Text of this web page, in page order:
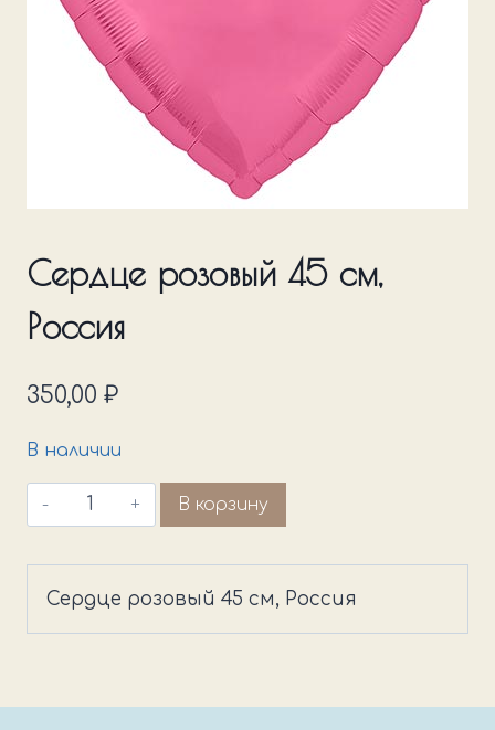
Сердце розовый 45 см,
Россия
350,00 ₽
В наличии
Количество
товара
45
В корзину
Сердце розовый 45 см, Россия